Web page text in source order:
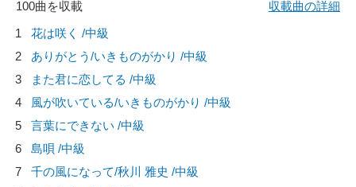
100曲を収載
収載曲の詳細
1
花は咲く /中級
2
ありがとう/いきものがかり /中級
3
また君に恋してる /中級
4
風が吹いている/いきものがかり /中級
5
言葉にできない /中級
6
島唄 /中級
7
千の風になって/秋川 雅史 /中級